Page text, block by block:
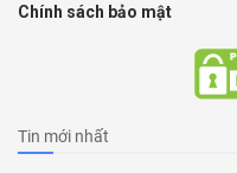
Chính sách bảo mật
Tin mới nhất